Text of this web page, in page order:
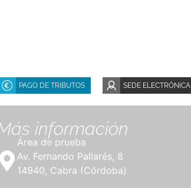
PAGO DE TRIBUTOS SEDE ELECTRÓNICA
información
Área de prueba
Av. Fernando Pallarés, 8
14940, Cabra (Córdoba)